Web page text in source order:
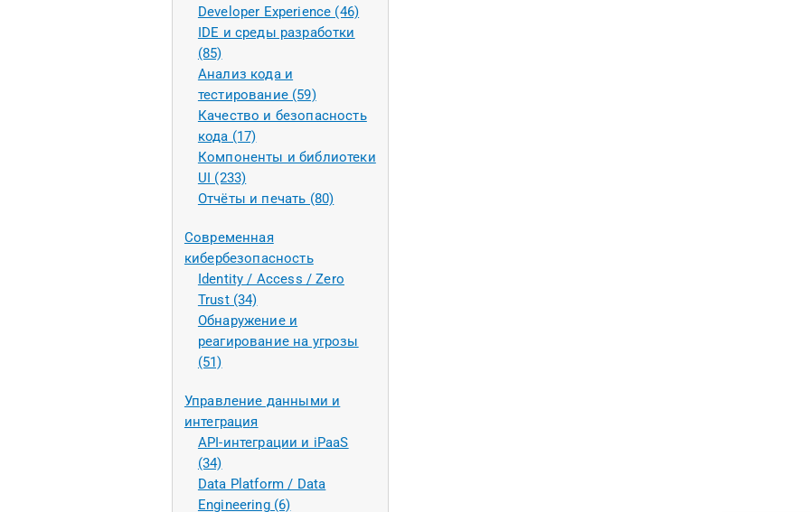
Developer Experience (46)
IDE и среды разработки
(85)
Анализ кода и
тестирование (59)
Качество и безопасность
кода (17)
Компоненты и библиотеки
UI (233)
Отчёты и печать (80)
Современная
кибербезопасность
Identity / Access / Zero
Trust (34)
Обнаружение и
реагирование на угрозы
(51)
Управление данными и
интеграция
API-интеграции и iPaaS
(34)
Data Platform / Data
Engineering (6)